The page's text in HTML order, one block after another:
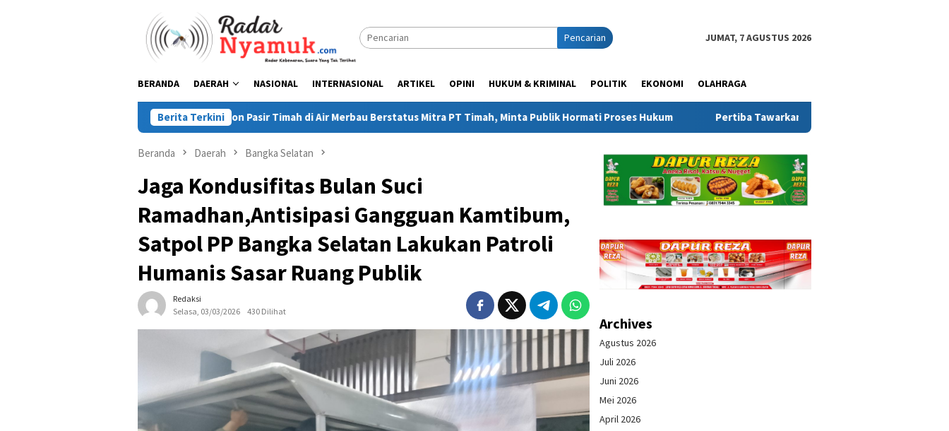
Pencarian JUMAT, 7 AGUSTUS 2026
BERANDA DAERAH NASIONAL INTERNASIONAL ARTIKEL OPINI HUKUM & KRIMINAL POLITIK EKONOMI OLAHRAGA
Berita Terkini
53 Ton Pasir Timah di Air Merbau Berstatus Mitra PT Timah, Minta Publik Hormati Proses Hukum Pertiba Tawarkan 65 Kuota Beasiswa KIP, Wabup Debby Ajak Generasi Muda
Beranda Daerah Bangka Selatan
Jaga Kondusifitas Bulan Suci
Ramadhan,Antisipasi Gangguan Kamtibum,
Satpol PP Bangka Selatan Lakukan Patroli
Humanis Sasar Ruang Publik
Redaksi
Selasa, 03/03/2026
430 Dilihat
Archives
Agustus 2026
Juli 2026
Juni 2026
Mei 2026
April 2026